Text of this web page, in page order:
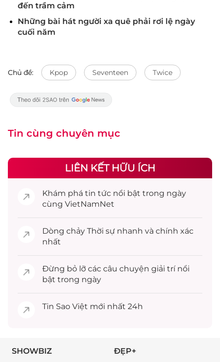
đến trầm cảm
Những bài hát người xa quê phải rơi lệ ngày
cuối năm
Chủ đề: Kpop Seventeen Twice
Tin cùng chuyên mục
LIÊN KẾT HỮU ÍCH
Khám phá tin tức nổi bật trong ngày
cùng VietNamNet
Dòng chảy Thời sự nhanh và chính xác
nhất
Đừng bỏ lỡ các câu chuyện giải trínổi
bật trong ngày
Tin Sao Việt mới nhất 24h
SHOWBIZ ĐẸP+